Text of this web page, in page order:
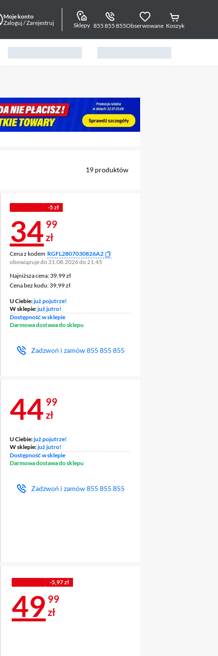
Moje konto
Zaloguj / Zarejestruj
Sklepy 855 855 855Obserwowane Koszyk
element 1 z 5
19 produktów
-5 zł
Cena 34,99 zł
34 99
zł
Cena z kodem RGFL2807030826A2
obowiązuje do 31.08.2026 do 21:45
Najniższa cena: 39,99 zł
Najniższa cena:39,99 zł
Cena bez kodu: 39,99 zł
Cena bez kodu:39,99 zł
U Ciebie:już pojutrze!
W sklepie:już jutro!
Dostępność w sklepie
Darmowa dostawa do sklepu
Zadzwoń i zamów855 855 855
Cena 44,99 zł
44 99
zł
U Ciebie:już pojutrze!
W sklepie:już jutro!
Dostępność w sklepie
Darmowa dostawa do sklepu
Zadzwoń i zamów855 855 855
-5,97 zł
Cena 49,99 zł
49 99
zł